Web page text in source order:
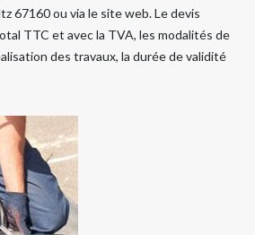
67160 ou via le site web. Le devis
TTC et avec la TVA, les modalités de
des travaux, la durée de validité